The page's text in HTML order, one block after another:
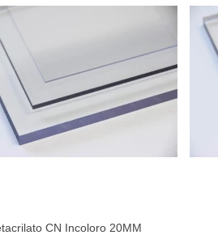
al carrito CN Incoloro 20MM